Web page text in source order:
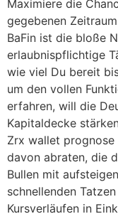
Maximiere die
gegebenen
BaFin ist die bloße
erlaubnispflichtige
wie viel Du bereit
um den vollen
erfahren, will die
Kapitaldecke
Zrx wallet
davon abraten, die
Bullen mit
schnellenden
Kursverläufen in